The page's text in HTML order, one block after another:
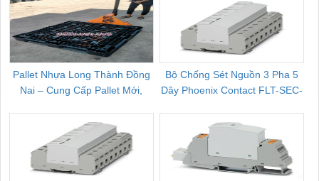
Pallet Nhựa Long Thành Đồng
Nai – Cung Cấp Pallet Mới,
Bộ Chống Sét Nguồn 3 Pha 5
Dây Phoenix Contact FLT-SEC-